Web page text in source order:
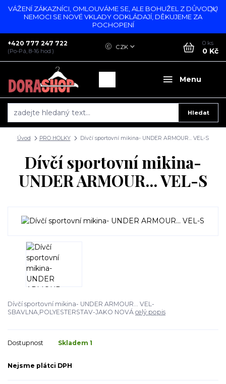
VÁŽENÍ ZÁKAZNÍCI, OMLOUVÁME SE, ALE BOHUŽEL Z DŮVODU
NEMOCI SE NOVÉ VKLADY ODKLÁDAJÍ, DĚKUJEME ZA
POCHOPENÍ
Menu
CZK
Hledat
+420 777 247 722
(Po-Pá, 8-16 hod.)
0 ks
0 Kč
Úvod PRO HOLKY Dívčí sportovní mikina- UNDER ARMOUR... VEL-S
Dívčí sportovní mikina-
UNDER ARMOUR... VEL-S
Dívčí sportovní mikina- UNDER ARMOUR... VEL-
SBAVLNA,POLYESTERSTAV-JAKO NOVÁ celý popis
Dostupnost Skladem 1
Nejsme plátci DPH